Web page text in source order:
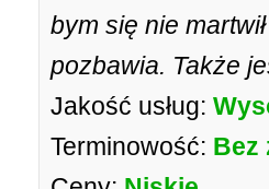
bym się nie
pozbawia. Także
Jakość usług:
Terminowość: Bez